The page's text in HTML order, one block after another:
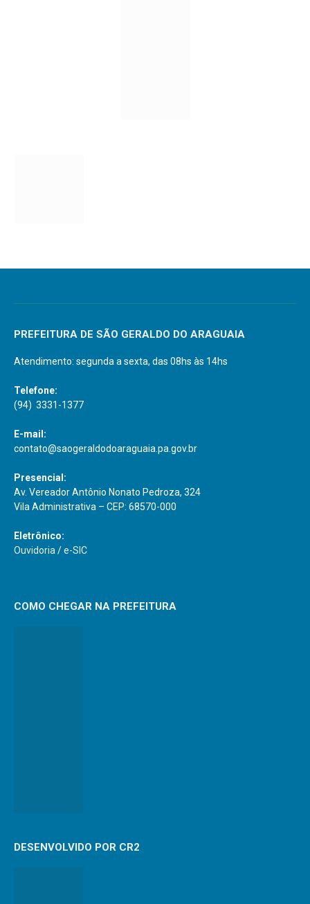
PREFEITURA DE SÃO GERALDO DO ARAGUAIA
Atendimento: segunda a sexta, das 08hs às 14hs
Telefone:
(94) 3331-1377
E-mail:
contato@saogeraldodoaraguaia.pa.gov.br
Presencial:
Av. Vereador Antônio Nonato Pedroza, 324
Vila Administrativa – CEP: 68570-000
Eletrônico:
Ouvidoria /e-SIC
COMO CHEGAR NA PREFEITURA
DESENVOLVIDO POR CR2